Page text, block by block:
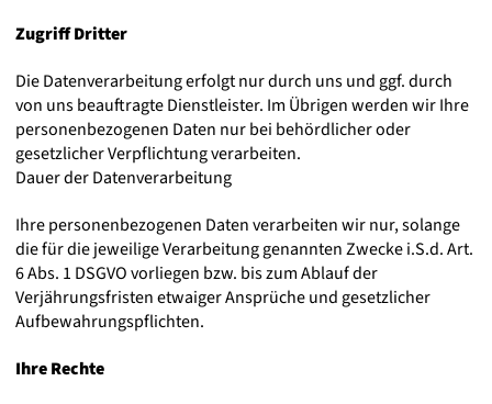
Zugriff Dritter
Die Datenverarbeitung erfolgt nur durch uns und ggf. durch
von uns beauftragte Dienstleister. Im Übrigen werden wir Ihre
personenbezogenen Daten nur bei behördlicher oder
gesetzlicher Verpflichtung verarbeiten.
Dauer der Datenverarbeitung
Ihre personenbezogenen Daten verarbeiten wir nur, solange
die für die jeweilige Verarbeitung genannten Zwecke i.S.d. Art.
6 Abs. 1 DSGVO vorliegen bzw. bis zum Ablauf der
Verjährungsfristen etwaiger Ansprüche und gesetzlicher
Aufbewahrungspflichten.
Ihre Rechte